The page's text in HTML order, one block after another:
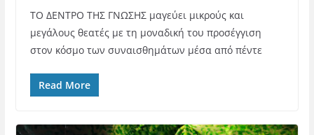
ΤΟ ΔΕΝΤΡΟ ΤΗΣ ΓΝΩΣΗΣ μαγεύει μικρούς και
μεγάλους θεατές με τη μοναδική του προσέγγιση
στον κόσμο των συναισθημάτων μέσα από πέντε
Read More